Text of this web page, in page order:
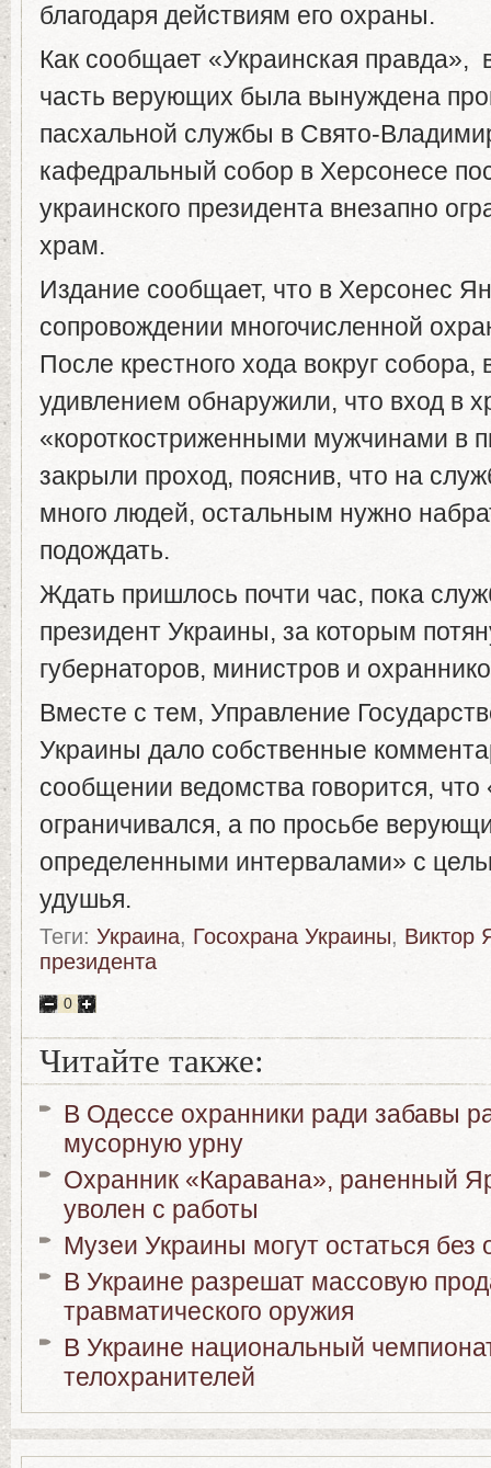
благодаря действиям его охраны.
Как сообщает «Украинская правда»,
часть верующих была вынуждена
пасхальной службы в Свято-
кафедральный собор в Херсонесе
украинского президента внезапно
храм.
Издание сообщает, что в Херсонес
сопровождении многочисленной
После крестного хода вокруг
удивлением обнаружили, что вход в
«короткостриженными мужчинами в
закрыли проход, пояснив, что на
много людей, остальным нужно
подождать.
Ждать пришлось почти час, пока
президент Украины, за которым
губернаторов, министров и
Вместе с тем, Управление
Украины дало собственные
сообщении ведомства говорится,
ограничивался, а по просьбе
определенными интервалами» с
удушья.
Теги: Украина, Госохрана Украины, Виктор
президента
0
Читайте также:
В Одессе охранники ради забавы
мусорную урну
Охранник «Каравана», раненный
уволен с работы
Музеи Украины могут остаться без
В Украине разрешат массовую
травматического оружия
В Украине национальный
телохранителей